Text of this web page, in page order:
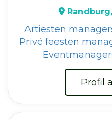
Artiesten
Privé feesten
Profil